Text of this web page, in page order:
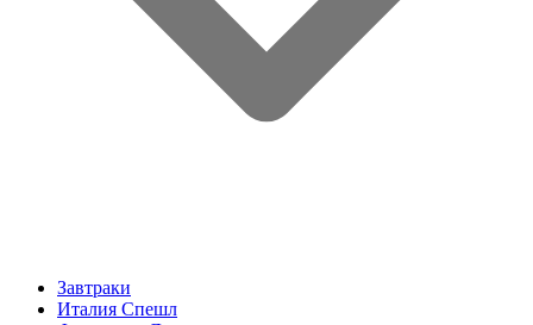
Завтраки
Италия Спешл